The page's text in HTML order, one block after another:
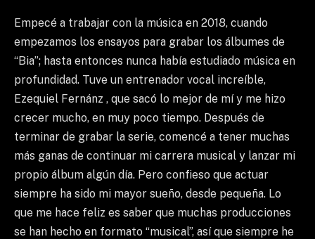
Empecé a trabajar con la música en 2018, cuando
empezamos los ensayos para grabar los álbumes de
“Bia”; hasta entonces nunca había estudiado música en
profundidad. Tuve un entrenador vocal increíble,
Ezequiel Fernánz , que sacó lo mejor de mí y me hizo
crecer mucho, en muy poco tiempo. Después de
terminar de grabar la serie, comencé a tener muchas
más ganas de continuar mi carrera musical y lanzar mi
propio álbum algún día. Pero confieso que actuar
siempre ha sido mi mayor sueño, desde pequeña. Lo
que me hace feliz es saber que muchas producciones
se han hecho en formato “musical”, así que siempre he